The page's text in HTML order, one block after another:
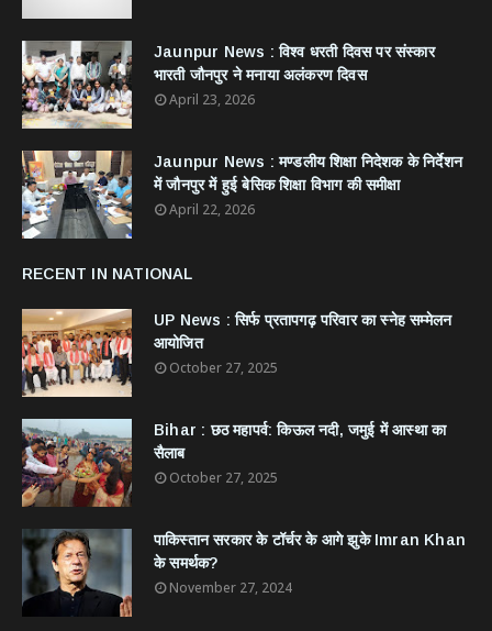
Jaunpur News : विश्व धरती दिवस पर संस्कार
भारती जौनपुर ने मनाया अलंकरण दिवस
April 23, 2026
Jaunpur News : ​मण्डलीय शिक्षा निदेशक के निर्देशन
में जौनपुर में हुई बेसिक शिक्षा विभाग की समीक्षा
April 22, 2026
RECENT IN NATIONAL
UP News : सिर्फ प्रतापगढ़ परिवार का स्नेह सम्मेलन
आयोजित
October 27, 2025
Bihar : छठ महापर्व: किऊल नदी, जमुई में आस्था का
सैलाब
October 27, 2025
​पाकिस्तान सरकार के टॉर्चर के आगे झुके Imran Khan
के समर्थक?
November 27, 2024